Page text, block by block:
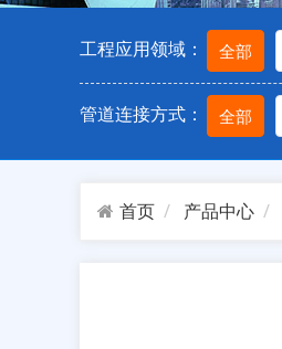
工程应用领域： 全部
管道连接方式： 全部
首页 产品中心